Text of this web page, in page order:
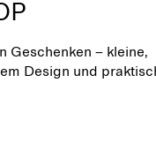
Geschenken – kleine,
Design und